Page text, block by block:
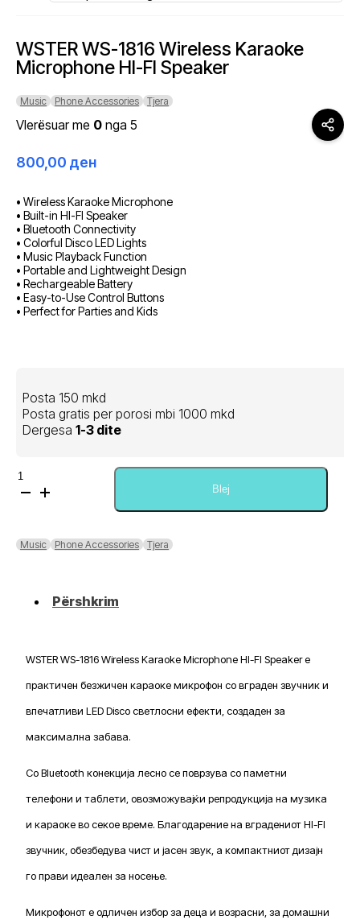
WSTER WS-1816 Wireless Karaoke
Microphone HI-FI Speaker
Music Phone Accessories Tjera
Vlerësuar me 0 nga 5
800,00 ден
• Wireless Karaoke Microphone
• Built-in HI-FI Speaker
• Bluetooth Connectivity
• Colorful Disco LED Lights
• Music Playback Function
• Portable and Lightweight Design
• Rechargeable Battery
• Easy-to-Use Control Buttons
• Perfect for Parties and Kids
Posta 150 mkd
Posta gratis per porosi mbi 1000 mkd
Dergesa 1-3 dite
Sasi
WSTER
Wireless
Karaoke
Blej
Music Phone Accessories Tjera
Përshkrim
WSTER WS-1816 Wireless Karaoke Microphone HI-FI Speaker е
практичен безжичен караоке микрофон со вграден звучник и
впечатливи LED Disco светлосни ефекти, создаден за
максимална забава.
Со Bluetooth конекција лесно се поврзува со паметни
телефони и таблети, овозможувајќи репродукција на музика
и караоке во секое време. Благодарение на вградениот HI-FI
звучник, обезбедува чист и јасен звук, а компактниот дизајн
го прави идеален за носење.
Микрофонот е одличен избор за деца и возрасни, за домашни